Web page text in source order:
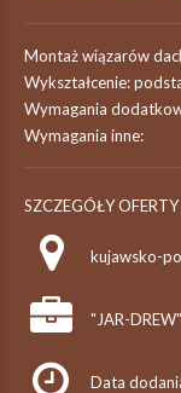
Montaż wiązarów
Wykształcenie:
Wymagania
Wymagania inne:
SZCZEGÓŁY OFERTY
kujawsko-
"JAR-
Data